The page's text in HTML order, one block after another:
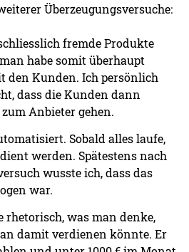
Überzeugungsversuche:
fremde Produkte
habe somit überhaupt
den Kunden. Ich persönlich
dass die Kunden dann
Anbieter gehen.
Sobald alles laufe,
werden. Spätestens nach
wusste ich, dass das
war.
rhetorisch, was man denke,
damit verdienen könnte. Er